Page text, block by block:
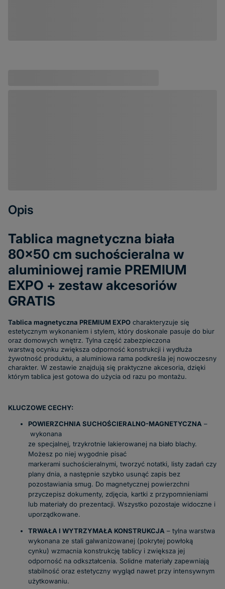
Opis
Tablica magnetyczna biała
80x50 cm suchościeralna w
aluminiowej ramie PREMIUM
EXPO + zestaw akcesoriów
GRATIS
Tablica magnetyczna PREMIUM EXPO charakteryzuje się
estetycznym wykonaniem i stylem, który doskonale pasuje do biur
oraz domowych wnętrz. Tylna część zabezpieczona
warstwą ocynku zwiększa odporność konstrukcji i wydłuża
żywotność produktu, a aluminiowa rama podkreśla jej nowoczesny
charakter. W zestawie znajdują się praktyczne akcesoria, dzięki
którym tablica jest gotowa do użycia od razu po montażu.
KLUCZOWE CECHY:
POWIERZCHNIA SUCHOŚCIERALNO-MAGNETYCZNA –
wykonana
ze specjalnej, trzykrotnie lakierowanej na biało blachy.
Możesz po niej wygodnie pisać
markerami suchościeralnymi, tworzyć notatki, listy zadań czy
plany dnia, a następnie szybko usunąć zapis bez
pozostawiania smug. Do magnetycznej powierzchni
przyczepisz dokumenty, zdjęcia, kartki z przypomnieniami
lub materiały do prezentacji. Wszystko pozostaje widoczne i
uporządkowane.
TRWAŁA I WYTRZYMAŁA KONSTRUKCJA – tylna warstwa
wykonana ze stali galwanizowanej (pokrytej powłoką
cynku) wzmacnia konstrukcję tablicy i zwiększa jej
odporność na odkształcenia. Solidne materiały zapewniają
stabilność oraz estetyczny wygląd nawet przy intensywnym
użytkowaniu.